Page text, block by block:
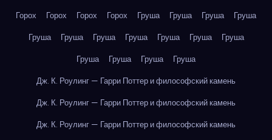
Горох
Горох Горох Горох Груша Груша Груша
Груша
Груша
Груша Груша Груша Груша Груша
Груша
Груша
Груша Груша
Груша
Дж. К. Роулинг — Гарри Поттер и философский камень
Дж. К. Роулинг — Гарри Поттер и философский камень
Дж. К. Роулинг — Гарри Поттер и философский камень